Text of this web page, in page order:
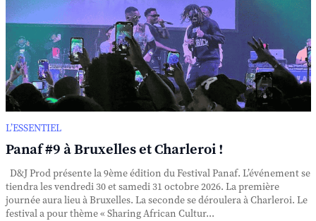
L’ESSENTIEL
Panaf #9 à Bruxelles et Charleroi !
D&J Prod présente la 9ème édition du Festival Panaf. L’événement se
tiendra les vendredi 30 et samedi 31 octobre 2026. La première
journée aura lieu à Bruxelles. La seconde se déroulera à Charleroi. Le
festival a pour thème « Sharing African Cultur...